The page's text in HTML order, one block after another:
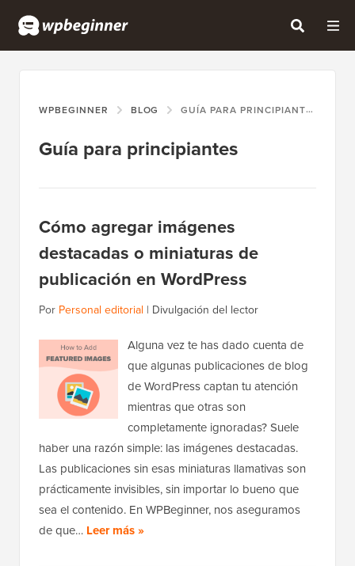
WPBEGINNER BLOG GUÍA PARA PRINCIPIANTES
Guía para principiantes
Cómo agregar imágenes
destacadas o miniaturas de
publicación en WordPress
Por Personal editorial | Divulgación del lector
Alguna vez te has dado cuenta de
que algunas publicaciones de blog
de WordPress captan tu atención
mientras que otras son
completamente ignoradas? Suele
haber una razón simple: las imágenes destacadas.
Las publicaciones sin esas miniaturas llamativas son
prácticamente invisibles, sin importar lo bueno que
sea el contenido. En WPBeginner, nos aseguramos
de que… Leer más »